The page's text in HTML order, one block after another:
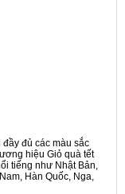
đủ các màu sắc
hiệu Giỏ quà tết
tiếng như Nhật Bản,
Hàn Quốc, Nga,